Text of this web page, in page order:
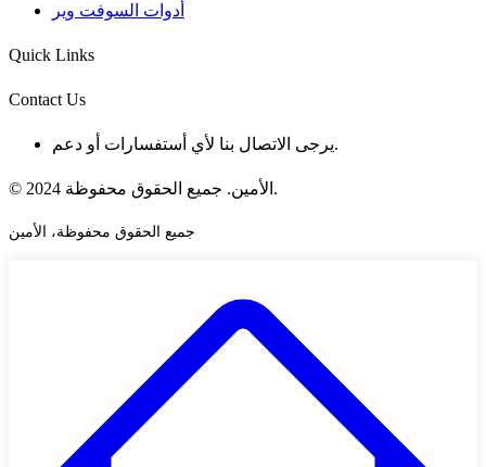
أدوات السوفت وير
Quick Links
Contact Us
يرجى الاتصال بنا لأي أستفسارات أو دعم.
© 2024 الأمين. جميع الحقوق محفوظة.
جميع الحقوق محفوظة، الأمين